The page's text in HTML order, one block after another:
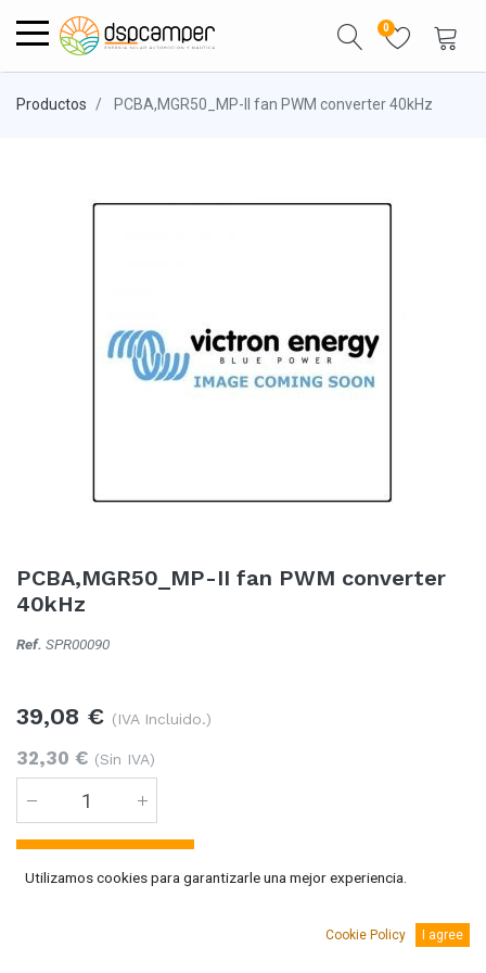
0
Productos PCBA,MGR50_MP-II fan PWM converter 40kHz
PCBA,MGR50_MP-II fan PWM converter
40kHz
Ref. SPR00090
39,08 € (IVA Incluido.)
32,30 € (Sin IVA)
Utilizamos cookies para garantizarle una mejor experiencia.
Cookie Policy I agree